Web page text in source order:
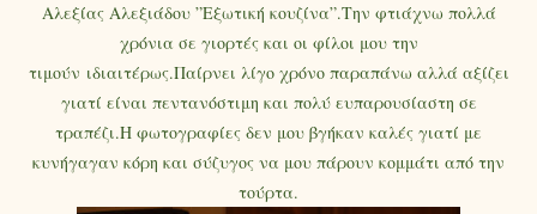
Αλεξίας Αλεξιάδου ”Εξωτική κουζίνα”.Την φτιάχνω πολλά
χρόνια σε γιορτές και οι φίλοι μου την
τιμούν ιδιαιτέρως.Παίρνει λίγο χρόνο παραπάνω αλλά αξίζει
γιατί είναι πεντανόστιμη και πολύ ευπαρουσίαστη σε
τραπέζι.Η φωτογραφίες δεν μου βγήκαν καλές γιατί με
κυνήγαγαν κόρη και σύζυγος να μου πάρουν κομμάτι από την
τούρτα.